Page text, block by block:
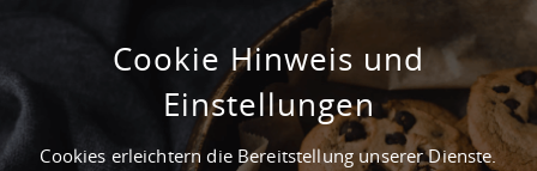
Industriezentrum Westrich
Ramstein+afbKaiserslautern, Deutschland
Cookie Hinweis und
Einstellungen
Cookies erleichtern die Bereitstellung unserer Dienste.